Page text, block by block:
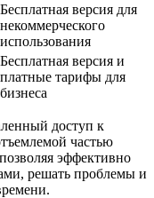
Бесплатная версия для
некоммерческого
использования
Бесплатная версия и
платные тарифы для
бизнеса
доступ к
частью
эффективно
решать проблемы и